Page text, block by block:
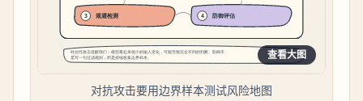
查看大图
对抗攻击要用边界样本测试风险地图